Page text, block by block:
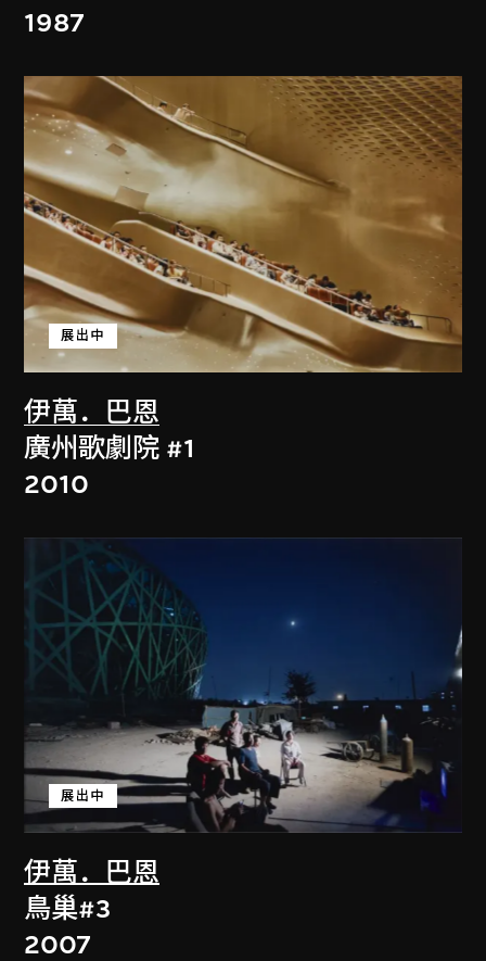
1987
伊萬．巴恩
展出中
廣州歌劇院 #1
2010
伊萬．巴恩
展出中
鳥巢#3
2007